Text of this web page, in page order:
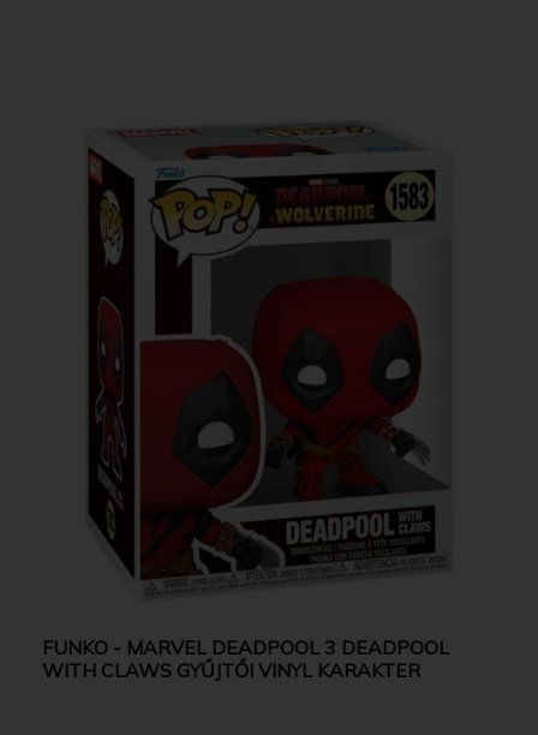
FUNKO - MARVEL DEADPOOL 3 DEADPOOL
WITH CLAWS GYŰJTŐI VINYL KARAKTER